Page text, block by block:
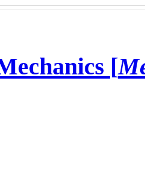
[